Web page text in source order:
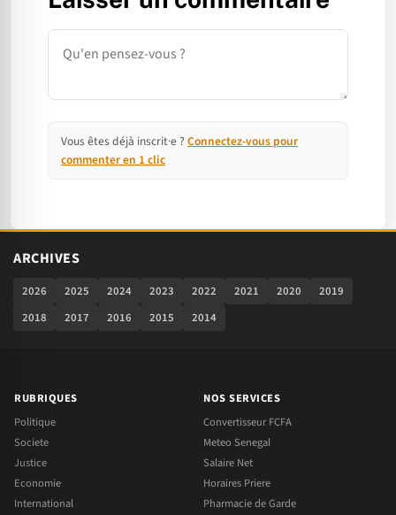
Commentaire
Vous êtes déjà inscrit·e ? Connectez-vous pour
commenter en 1 clic
ARCHIVES
2026 2025 2024 2023 2022 2021 2020
2019
2018
2017 2016 2015 2014
RUBRIQUES
Politique
Societe
Justice
Economie
International
NOS SERVICES
Convertisseur FCFA
Meteo Senegal
Salaire Net
Horaires Priere
Pharmacie de Garde